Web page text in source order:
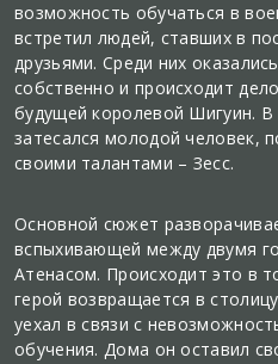
возможность обучаться в
встретил людей, ставших в
друзьями. Среди них
собственно и происходит
будущей королевой Шигуин.
затесался молодой
своими талантами – Зесс.
Основной сюжет
вспыхивающей между двумя
Атенасом. Происходит это в
герой возвращается в
уехал в связи с
обучения. Дома он оставил